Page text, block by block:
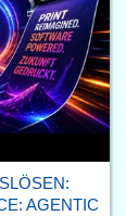
AGENTIC